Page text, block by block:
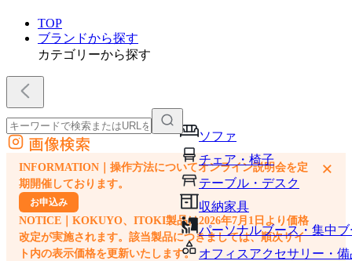
TOP
ブランドから探す
カテゴリーから探す
ソファ
チェア・椅子
テーブル・デスク
収納家具
パーソナルブース・集中
オフィスアクセサリー・備
外部サイトの商品をカートに追加
他のサイトで見つけた商品ページのURLを貼り付けて、カートに追加できます
画像検索
INFORMATION｜操作方法についてオンライン説明会を定
期開催しております。
お申込み
NOTICE｜KOKUYO、ITOKI製品は2026年7月1日より価格
改定が実施されます。該当製品につきましては、順次サイ
ト内の表示価格を更新いたします。
×